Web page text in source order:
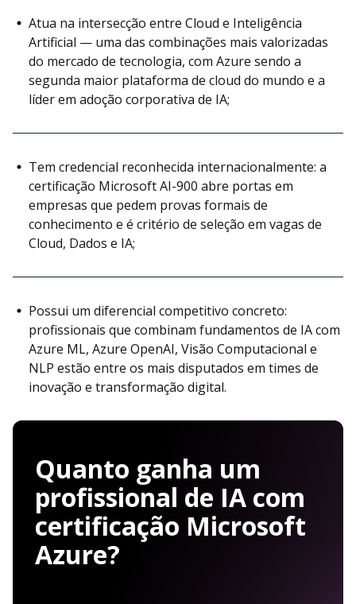
Atua na intersecção entre Cloud e Inteligência
Artificial — uma das combinações mais valorizadas
do mercado de tecnologia, com Azure sendo a
segunda maior plataforma de cloud do mundo e a
líder em adoção corporativa de IA;
Tem credencial reconhecida internacionalmente: a
certificação Microsoft AI-900 abre portas em
empresas que pedem provas formais de
conhecimento e é critério de seleção em vagas de
Cloud, Dados e IA;
Possui um diferencial competitivo concreto:
profissionais que combinam fundamentos de IA com
Azure ML, Azure OpenAI, Visão Computacional e
NLP estão entre os mais disputados em times de
inovação e transformação digital.
Quanto ganha um
profissional de IA com
certificação Microsoft
Azure?